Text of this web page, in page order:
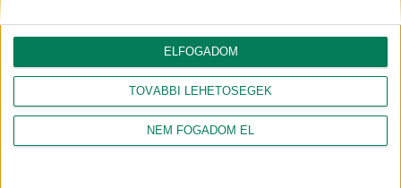
TOVÁBBI LEHETŐSÉGEK
NEM FOGADOM EL
ELFOGADOM
NAGY-GERGELY
VALÉRIA
HAMECZ ORSOLYA
okleveles természetvédelmi mérnök